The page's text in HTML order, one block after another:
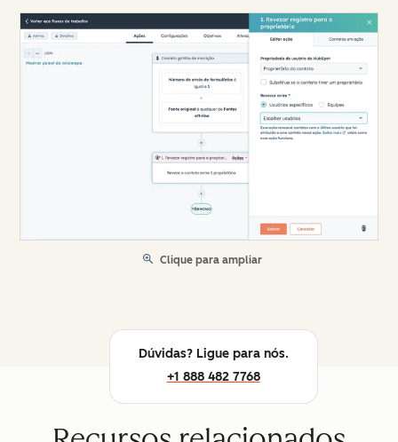
Clique para ampliar
Dúvidas? Ligue para nós.
+1 888 482 7768